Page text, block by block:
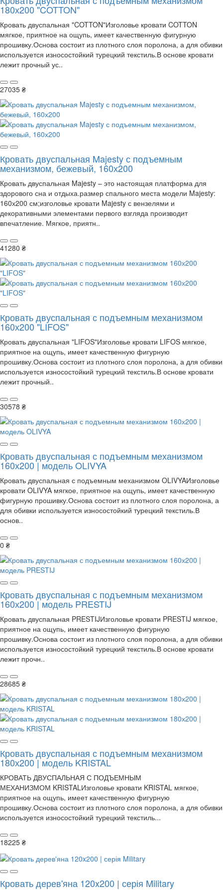
180х200 "COTTON"
Кровать двуспальная "COTTON"Изголовье кровати COTTON
мягкое, приятное на ощупь, имеет качественную фигурную
прошивку.Основа состоит из плотного слоя поролона, а для обивки
используется износостойкий турецкий текстиль.В основе кровати
лежит прочный ус..
27035 ₴
Кровать двуспальная Majesty с подъемным
механизмом, бежевый, 160х200
Кровать двуспальная Majesty – это настоящая платформа для
здорового сна и отдыха.размер спального места модели Majesty:
160х200 см;изголовье кровати Majesty с вензелями и
декоративными элементами первого взгляда производит
впечатление. Мягкое, приятн..
41280 ₴
Кровать двуспальная с подъемным механизмом
160х200 "LIFOS"
Кровать двуспальная "LIFOS"Изголовье кровати LIFOS мягкое,
приятное на ощупь, имеет качественную фигурную
прошивку.Основа состоит из плотного слоя поролона, а для обивки
используется износостойкий турецкий текстиль.В основе кровати
лежит прочный..
30578 ₴
Кровать двуспальная с подъемным механизмом
160х200 | модель OLIVYA
Кровать двуспальная с подъемным механизмом OLIVYAИзголовье
кровати OLIVYA мягкое, приятное на ощупь, имеет качественную
фигурную прошивку.Основа состоит из плотного слоя поролона, а
для обивки используется износостойкий турецкий текстиль.В
основ..
0 ₴
Кровать двуспальная с подъемным механизмом
160х200 | модель PRESTIJ
Кровать двуспальная PRESTIJИзголовье кровати PRESTIJ мягкое,
приятное на ощупь, имеет качественную фигурную
прошивку.Основа состоит из плотного слоя поролона, а для обивки
используется износостойкий турецкий текстиль.В основе кровати
лежит прочн..
28685 ₴
Кровать двуспальная с подъемным механизмом
180х200 | модель KRISTAL
КРОВАТЬ ДВУСПАЛЬНАЯ С ПОДЪЕМНЫМ
МЕХАНИЗМОМ KRISTALИзголовье кровати KRISTAL мягкое,
приятное на ощупь, имеет качественную фигурную
прошивку.Основа состоит из плотного слоя поролона, а для обивки
используется износостойкий турецкий текстиль...
18225 ₴
Кровать дерев'яна 120x200 | серія Military